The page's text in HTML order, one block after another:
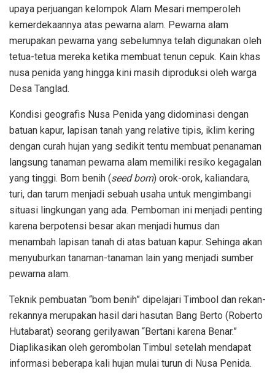
upaya perjuangan kelompok Alam Mesari memperoleh
kemerdekaannya atas pewarna alam. Pewarna alam
merupakan pewarna yang sebelumnya telah digunakan oleh
tetua-tetua mereka ketika membuat tenun cepuk. Kain khas
nusa penida yang hingga kini masih diproduksi oleh warga
Desa Tanglad.
Kondisi geografis Nusa Penida yang didominasi dengan
batuan kapur, lapisan tanah yang relative tipis, iklim kering
dengan curah hujan yang sedikit tentu membuat penanaman
langsung tanaman pewarna alam memiliki resiko kegagalan
yang tinggi. Bom benih (seed bom) orok-orok, kaliandara,
turi, dan tarum menjadi sebuah usaha untuk mengimbangi
situasi lingkungan yang ada. Pemboman ini menjadi penting
karena berpotensi besar akan menjadi humus dan
menambah lapisan tanah di atas batuan kapur. Sehinga akan
menyuburkan tanaman-tanaman lain yang menjadi sumber
pewarna alam.
Teknik pembuatan “bom benih” dipelajari Timbool dan rekan-
rekannya merupakan hasil dari hasutan Bang Berto (Roberto
Hutabarat) seorang gerilyawan “Bertani karena Benar.”
Diaplikasikan oleh gerombolan Timbul setelah mendapat
informasi beberapa kali hujan mulai turun di Nusa Penida.